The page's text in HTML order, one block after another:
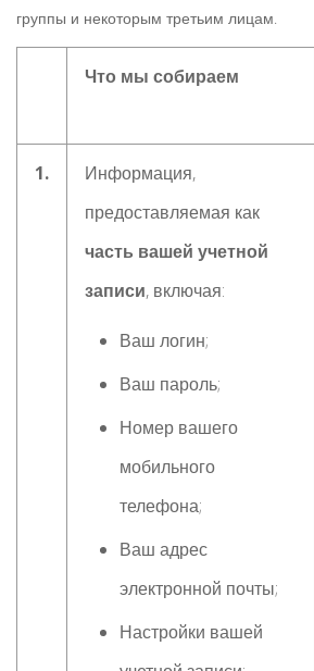
группы и некоторым третьим лицам.
Что мы собираем
1.
Информация,
предоставляемая как
часть вашей учетной
записи, включая:
Ваш логин;
Ваш пароль;
Номер вашего
мобильного
телефона;
Ваш адрес
электронной почты;
Настройки вашей